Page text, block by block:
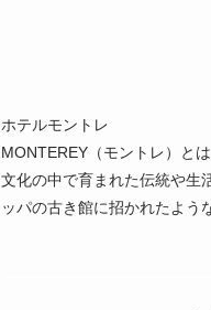
ホテルモントレ
MONTEREY（モントレ）と
文化の中で育まれた伝統や生
ッパの古き館に招かれたよう